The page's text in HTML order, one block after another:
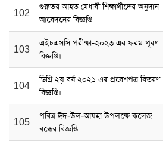
102
গুরুতর আহত মেধাবী শিক্ষার্থীদের অনুদান
আবেদনের বিজ্ঞপ্তি
103
এইচএসসি পরীক্ষা-২০২৩ এর ফরম পূরণ
বিজ্ঞপ্তি।
104
ডিগ্রি ২য় বর্ষ ২০২১ এর প্রবেশপত্র বিতরণ
বিজ্ঞপ্তি।
105
পবিত্র ঈদ-উল-আযহা উপলক্ষে কলেজ
বন্ধের বিজ্ঞপ্তি